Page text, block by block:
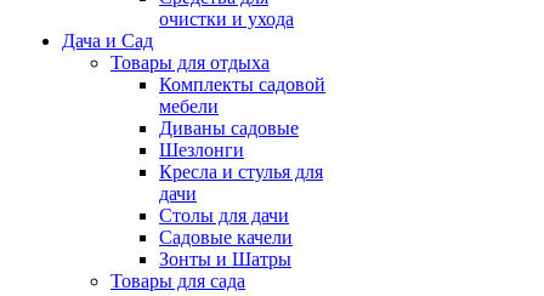
очистки и ухода
Дача и Сад
Товары для отдыха
Комплекты садовой
мебели
Диваны садовые
Шезлонги
Кресла и стулья для
дачи
Столы для дачи
Садовые качели
Зонты и Шатры
Товары для сада